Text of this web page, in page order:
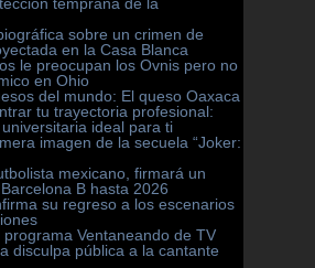
sobre un crimen de
en la Casa Blanca
le preocupan los Ovnis pero no
en Ohio
del mundo: El queso Oaxaca
tu trayectoria profesional:
ideal para ti
imagen de la secuela “Joker:
mexicano, firmará un
B hasta 2026
su regreso a los escenarios
Ventaneando de TV
disculpa pública a la cantante